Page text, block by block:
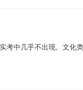
考中几乎不出现。文化